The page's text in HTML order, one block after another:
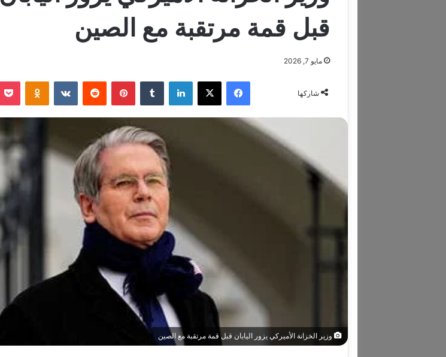
قبل قمة مرتقبة مع الصين
مايو 7, 2026
شاركها
فيسبوك ‫X لينكدإن ‏Tumblr بينتيريست ‏Reddit
‏VKontakte
Odnoklassniki
وزير الخزانة الأميركي يزور اليابان قبل قمة مرتقبة مع الصين